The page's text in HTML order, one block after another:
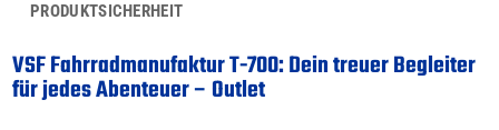
PRODUKTSICHERHEIT
VSF Fahrradmanufaktur T-700: Dein treuer Begleiter
für jedes Abenteuer – Outlet